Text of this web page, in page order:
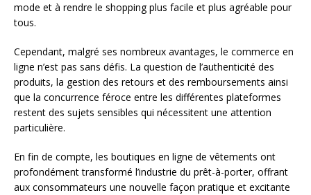
mode et à rendre le shopping plus facile et plus agréable pour
tous.
Cependant, malgré ses nombreux avantages, le commerce en
ligne n’est pas sans défis. La question de l’authenticité des
produits, la gestion des retours et des remboursements ainsi
que la concurrence féroce entre les différentes plateformes
restent des sujets sensibles qui nécessitent une attention
particulière.
En fin de compte, les boutiques en ligne de vêtements ont
profondément transformé l’industrie du prêt-à-porter, offrant
aux consommateurs une nouvelle façon pratique et excitante